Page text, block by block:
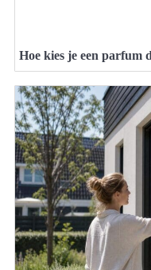
Hoe kies je een parfum